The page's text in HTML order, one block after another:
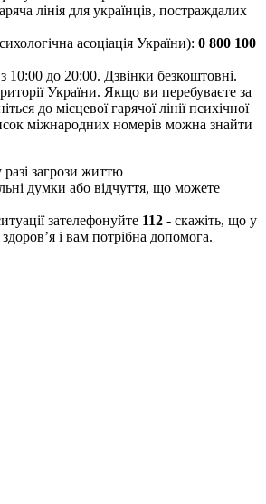
лінія для українців, постраждалих
асоціація України): 0 800 100
до 20:00. Дзвінки безкоштовні.
України. Якщо ви перебуваєте за
до місцевої гарячої лінії психічної
міжнародних номерів можна знайти
загрози життю
думки або відчуття, що можете
зателефонуйте 112 - скажіть, що у
і вам потрібна допомога.